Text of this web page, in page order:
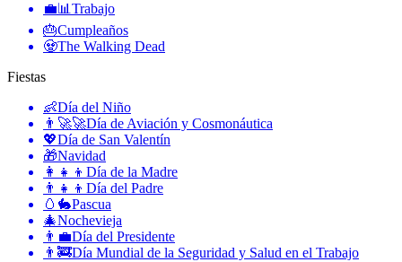
💼📊 Trabajo
🎂Cumpleaños
🧟The Walking Dead
Fiestas
👶Día del Niño
👨‍🚀🚀Día de Aviación y Cosmonáutica
💖Día de San Valentín
🎁Navidad
👩‍👧‍👦 Día de la Madre
👨‍👧‍👦 Día del Padre
🥚🐇Pascua
🎄Nochevieja
👨‍💼Día del Presidente
👨‍🚒Día Mundial de la Seguridad y Salud en el Trabajo